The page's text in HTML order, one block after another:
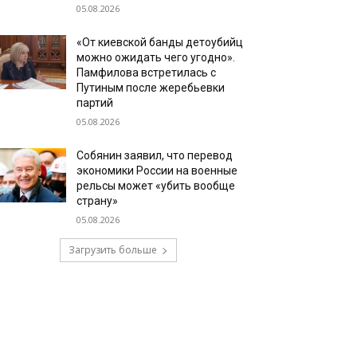
05.08.2026
«От киевской банды детоубийц
можно ожидать чего угодно».
Памфилова встретилась с
Путиным после жеребьевки
партий
05.08.2026
Собянин заявил, что перевод
экономики России на военные
рельсы может «убить вообще
страну»
05.08.2026
Загрузить больше